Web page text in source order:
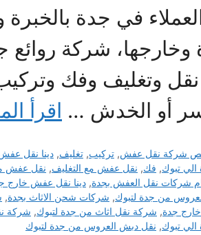
في جدة
وخارجها، شركة روائع
وتغليف وفك
أو الخدش … اقرأ
شركة نقل عفش,تركيب,تغليف,دينا نقل
تبوك, فك, نقل عفش مع التغليف, نقل عفش
شركات نقل العفش بجدة,دينا نقل عفش خارج
من جدة لتبوك, شركات شحن الاثاث بجدة,
جدة, شركة نقل اثاث من جدة لتبوك, شركة
تبوك, نقل دبش العروس من جدة لتبوك